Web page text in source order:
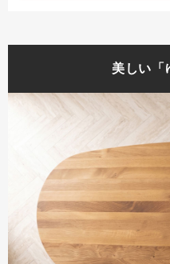
美しい「